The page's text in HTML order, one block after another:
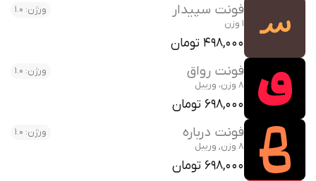
فونت سپیدار
1 وزن
498,000 تومان
فونت رواق
8 وزن، وریبل
698,000 تومان
فونت درباره
8 وزن, وریبل
698,000 تومان